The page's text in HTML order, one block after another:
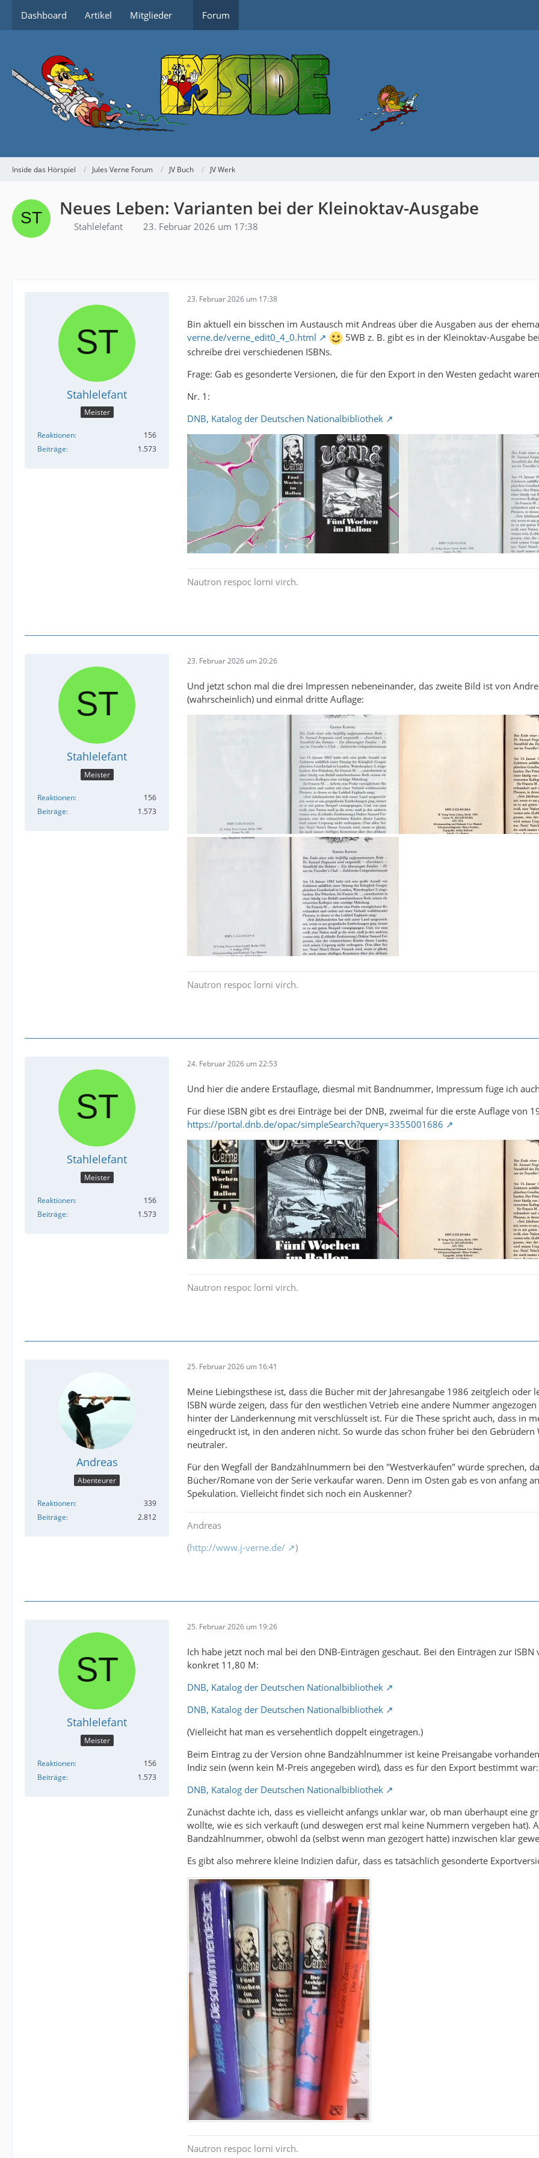
Dashboard Artikel Mitglieder Forum
Inside das Hörspiel Jules Verne Forum JV Buch JV Werk
Neues Leben: Varianten bei der Kleinoktav-Ausgabe
Stahlelefant 23. Februar 2026 um 17:38
Stahlelefant
Meister
Reaktionen
156
Beiträge
1.573
23. Februar 2026 um 17:38
Bin aktuell ein bisschen im Austausch mit Andreas über die Ausgaben aus der
verne.de/verne_edit0_4_0.html
5WB z. B. gibt es in der Kleinoktav-Ausgabe
schreibe drei verschiedenen ISBNs.
Frage: Gab es gesonderte Versionen, die für den Export in den Westen gedacht
Nr. 1:
DNB, Katalog der Deutschen Nationalbibliothek
Nautron respoc lorni virch.
Stahlelefant
Meister
Reaktionen
156
Beiträge
1.573
23. Februar 2026 um 20:26
Und jetzt schon mal die drei Impressen nebeneinander, das zweite Bild ist von
(wahrscheinlich) und einmal dritte Auflage:
Nautron respoc lorni virch.
Stahlelefant
Meister
Reaktionen
156
Beiträge
1.573
24. Februar 2026 um 22:53
Und hier die andere Erstauflage, diesmal mit Bandnummer, Impressum füge ich
Für diese ISBN gibt es drei Einträge bei der DNB, zweimal für die erste Auflage von
https://portal.dnb.de/opac/simpleSearch?query=3355001686
Nautron respoc lorni virch.
Andreas
Abenteurer
Reaktionen
339
Beiträge
2.812
25. Februar 2026 um 16:41
Meine Liebingsthese ist, dass die Bücher mit der Jahresangabe 1986 zeitgleich
ISBN würde zeigen, dass für den westlichen Vetrieb eine andere Nummer
hinter der Länderkennung mit verschlüsselt ist. Für die These spricht auch, dass in
eingedruckt ist, in den anderen nicht. So wurde das schon früher bei den
neutraler.
Für den Wegfall der Bandzählnummern bei den "Westverkäufen" würde sprechen,
Bücher/Romane von der Serie verkaufar waren. Denn im Osten gab es von anfang
Spekulation. Vielleicht findet sich noch ein Auskenner?
Andreas
(http://www.j-verne.de/ )
Stahlelefant
Meister
Reaktionen
156
Beiträge
1.573
25. Februar 2026 um 19:26
Ich habe jetzt noch mal bei den DNB-Einträgen geschaut. Bei den Einträgen zur
konkret 11,80 M:
DNB, Katalog der Deutschen Nationalbibliothek
DNB, Katalog der Deutschen Nationalbibliothek
(Vielleicht hat man es versehentlich doppelt eingetragen.)
Beim Eintrag zu der Version ohne Bandzählnummer ist keine Preisangabe
Indiz sein (wenn kein M-Preis angegeben wird), dass es für den Export bestimmt war:
DNB, Katalog der Deutschen Nationalbibliothek
Zunächst dachte ich, dass es vielleicht anfangs unklar war, ob man überhaupt eine
wollte, wie es sich verkauft (und deswegen erst mal keine Nummern vergeben hat).
Bandzählnummer, obwohl da (selbst wenn man gezögert hätte) inzwischen klar
Es gibt also mehrere kleine Indizien dafür, dass es tatsächlich gesonderte
Nautron respoc lorni virch.